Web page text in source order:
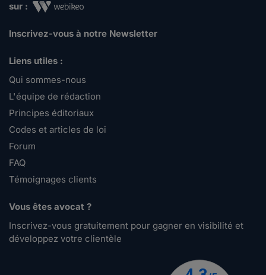
sur :
Inscrivez-vous à notre Newsletter
Liens utiles :
Qui sommes-nous
L'équipe de rédaction
Principes éditoriaux
Codes et articles de loi
Forum
FAQ
Témoignages clients
Vous êtes avocat ?
Inscrivez-vous gratuitement pour gagner en visibilité et
développez votre clientèle